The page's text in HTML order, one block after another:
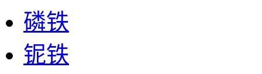
磷铁
铌铁